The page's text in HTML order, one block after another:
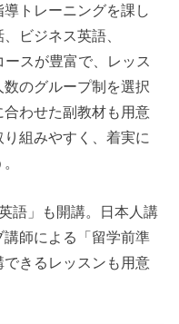
トレーニングを課し
ビジネス英語、
スが豊富で、レッス
のグループ制を選択
わせた副教材も用意
組みやすく、着実に
語」も開講。日本人講
師による「留学前準
きるレッスンも用意